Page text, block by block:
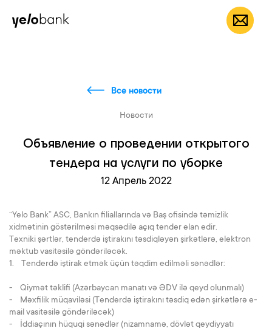
Частным лицам RU
Все новости
Новости
Объявление о проведении открытого
тендера на услуги по уборке
12 Апрель 2022
“Yelo Bank” ASC, Bankın filiallarında və Baş ofisində təmizlik
xidmətinin göstərilməsi məqsədilə açıq tender elan edir.
Texniki şərtlər, tenderdə iştirakını təsdiqləyən şirkətlərə, elektron
məktub vasitəsilə göndəriləcək.
1. Tenderdə iştirak etmək üçün təqdim edilməli sənədlər:
- Qiymət təklifi (Azərbaycan manatı və ƏDV ilə qeyd olunmalı)
- Məxfilik müqaviləsi (Tenderdə iştirakını təsdiq edən şirkətlərə e-
mail vasitəsilə göndəriləcək)
- İddiaçının hüquqi sənədlər (nizamnamə, dövlət qeydiyyatı